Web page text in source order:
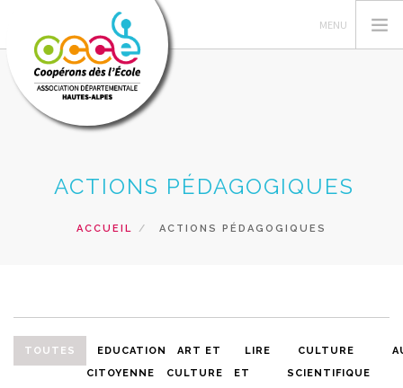
L'OCCE
RECHERCHER
CONTACT
ACTIONS PÉDAGOGIQUES
ACCUEIL ACTIONS PÉDAGOGIQUES
TOUTES
EDUCATION
CITOYENNE
ART ET
CULTURE
LIRE
ET
CULTURE
SCIENTIFIQUE